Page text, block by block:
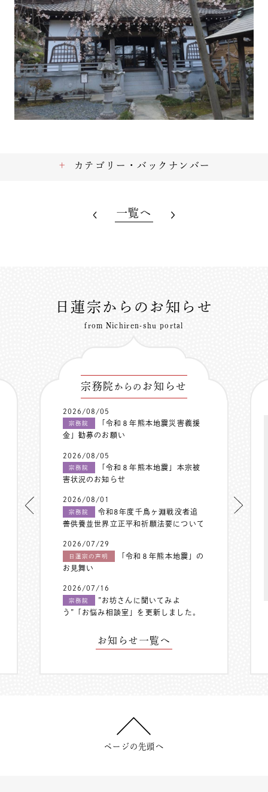
カテゴリー・バックナンバー
一覧へ
日蓮宗からのお知らせ
from Nichiren-shu portal
宗務院 からの お知らせ
2026/08/05
宗務院
「令和８年熊本地震災害義援
金」勧募のお願い
2026/08/05
宗務院
「令和８年熊本地震」本宗被
害状況のお知らせ
2026/08/01
宗務院
令和8年度千鳥ヶ淵戦没者追
善供養並世界立正平和祈願法要について
2026/07/29
日蓮宗の声明
「令和８年熊本地震」の
お見舞い
2026/07/16
宗務院
”お坊さんに聞いてみよ
う”「お悩み相談室」を更新しました。
お知らせ一覧へ
ページの先頭へ